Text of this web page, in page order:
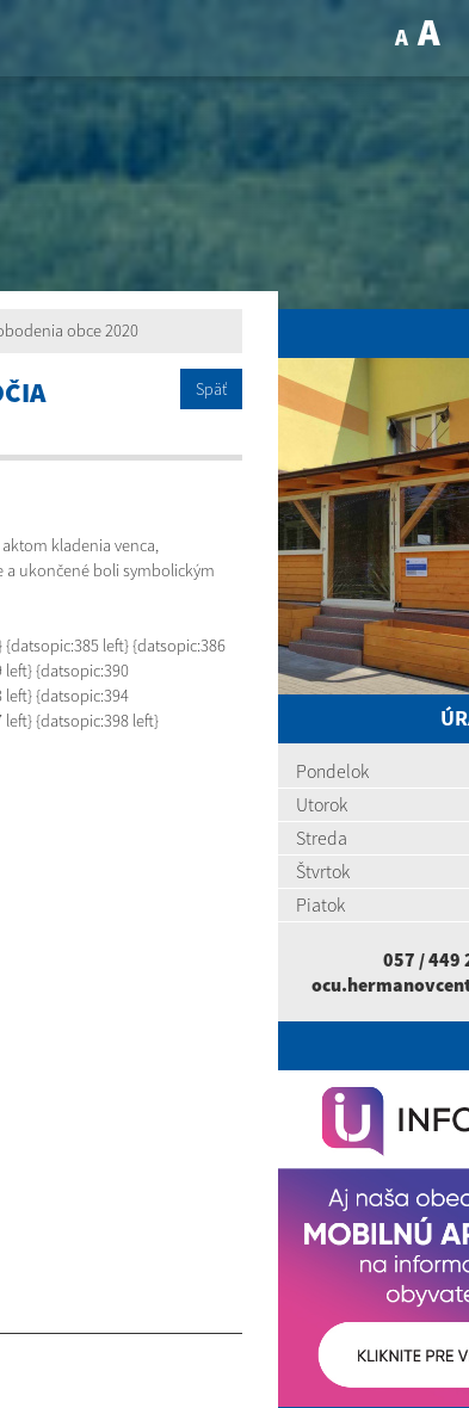
A A
obce 2020
Späť
kladenia venca,
a ukončené boli symbolickým
left} {datsopic:386
left} {datsopic:390
left} {datsopic:394
{datsopic:398 left}
Pondelok
Utorok
Streda
Štvrtok
Piatok
057 / 449